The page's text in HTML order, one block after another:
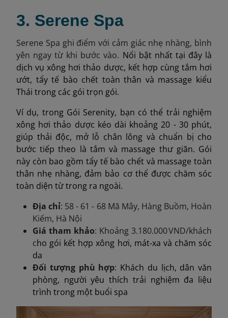
3. Serene Spa
Serene Spa ghi điểm với cảm giác nhẹ nhàng, bình
yên ngay từ khi bước vào. Nổi bật nhất tại đây là
dịch vụ xông hơi thảo dược, kết hợp cùng tắm hơi
ướt, tẩy tế bào chết toàn thân và massage kiểu
Thái trong các gói trọn gói.
Ví dụ, trong Gói Serenity, bạn có thể trải nghiệm
xông hơi thảo dược kéo dài khoảng 20 - 30 phút,
giúp thải độc, mở lỗ chân lông và chuẩn bị cho
bước tiếp theo là tắm và massage thư giãn. Gói
này còn bao gồm tẩy tế bào chết và massage toàn
thân nhẹ nhàng, đảm bảo cơ thể được chăm sóc
toàn diện từ trong ra ngoài.
Địa chỉ: 58 - 61 - 68 Mã Mây, Hàng Buồm, Hoàn
Kiếm, Hà Nội
Giá tham khảo: Khoảng 3.180.000 VND/khách
cho gói kết hợp xông hơi, mát‑xa và chăm sóc
da
Đối tượng phù hợp: Khách du lịch, dân văn
phòng, người yêu thích trải nghiệm đa liệu
trình trong một buổi spa